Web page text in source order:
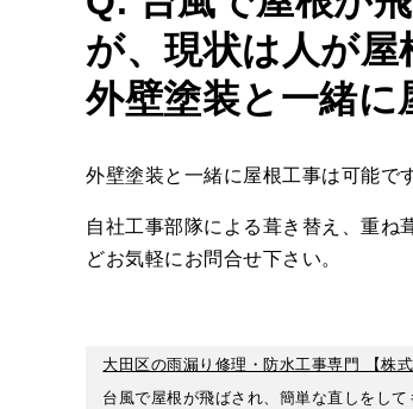
が、現状は人が屋
外壁塗装と一緒に
外壁塗装と一緒に屋根工事は可能で
自社工事部隊による葺き替え、重ね
どお気軽にお問合せ下さい。
大田区の雨漏り修理・防水工事専門 【株式
台風で屋根が飛ばされ、簡単な直しをし